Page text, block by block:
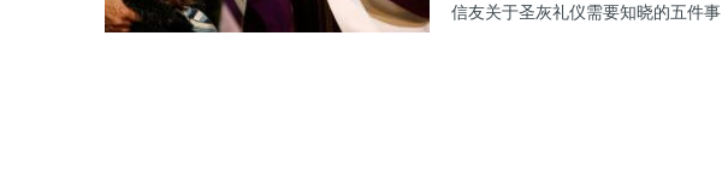
信友关于圣灰礼仪需要知晓的五件事